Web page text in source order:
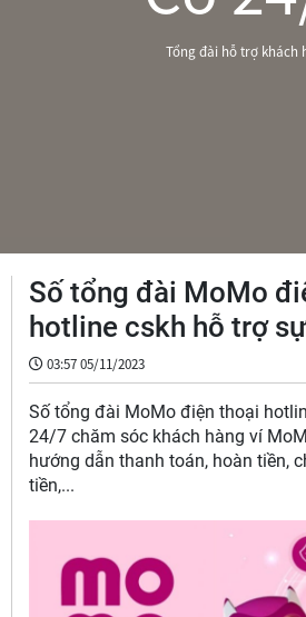
Tổng đài hỗ trợ khách
Số tổng đài MoMo
hotline cskh hỗ trợ
03:57 05/11/2023
Số tổng đài MoMo điện thoại
24/7 chăm sóc khách hàng ví
hướng dẫn thanh toán, hoàn tiền,
tiền,...